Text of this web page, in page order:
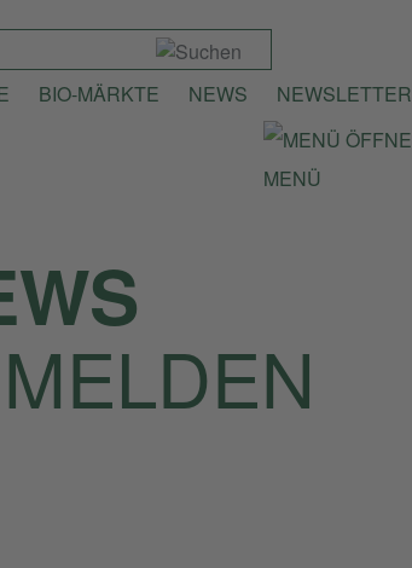
BIO-MÄRKTE NEWS NEWSLETTER
MENÜ